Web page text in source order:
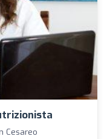
Cesareo